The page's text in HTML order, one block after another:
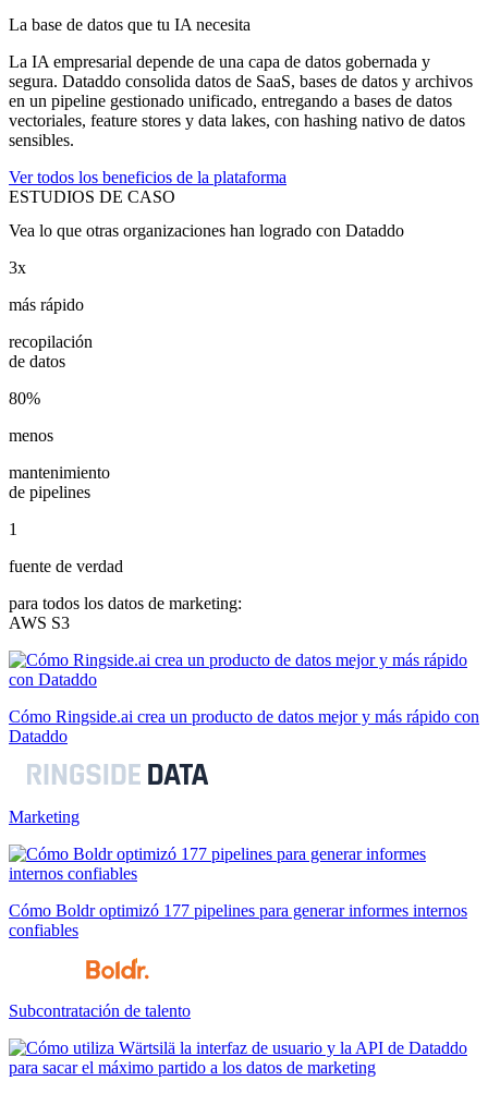
La base de datos que tu IA necesita
La IA empresarial depende de una capa de datos gobernada y
segura. Dataddo consolida datos de SaaS, bases de datos y archivos
en un pipeline gestionado unificado, entregando a bases de datos
vectoriales, feature stores y data lakes, con hashing nativo de datos
sensibles.
Ver todos los beneficios de la plataforma
ESTUDIOS DE CASO
Vea lo que otras organizaciones han logrado con Dataddo
3x
más rápido
recopilación
de datos
80%
menos
mantenimiento
de pipelines
1
fuente de verdad
para todos los datos de marketing:
AWS S3
Cómo Ringside.ai crea un producto de datos mejor y más rápido con
Dataddo
Marketing
Cómo Boldr optimizó 177 pipelines para generar informes internos
confiables
Subcontratación de talento